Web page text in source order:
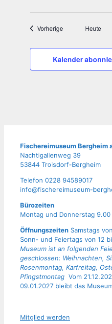
VorherigeVeranstaltungen
Heute
Kalender
Fische­rei­mu­se­um Berg­heim
Nach­ti­gal­len­weg 39
53844 Troisdorf-Bergheim
Tele­fon 0228 94589017
info@fischereimuseum-
Büro­zei­ten
Mon­tag und Don­ners­tag
Öffnungszeiten Samstags
Sonn- und Feiertags von 12
Museum ist an folgenden
geschlossen: Weihnachten,
Rosenmontag, Karfreitag,
Pfingstmontag Vom
09.01.2027 bleibt das
Mit­glied werden